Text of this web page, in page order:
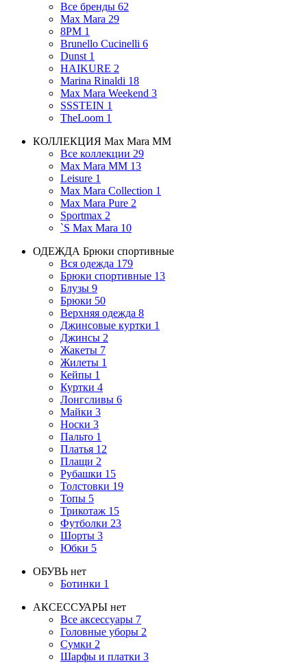
Все бренды 62
Max Mara 29
8PM 1
Brunello Cucinelli 6
Dunst 1
HAIKURE 2
Marina Rinaldi 18
Max Mara Weekend 3
SSSTEIN 1
TheLoom 1
КОЛЛЕКЦИЯ Max Mara MM
Все коллекции 29
Max Mara MM 13
Leisure 1
Max Mara Collection 1
Max Mara Pure 2
Sportmax 2
`S Max Mara 10
ОДЕЖДА Брюки спортивные
Вся одежда 179
Брюки спортивные 13
Блузы 9
Брюки 50
Верхняя одежда 8
Джинсовые куртки 1
Джинсы 2
Жакеты 7
Жилеты 1
Кейпы 1
Куртки 4
Лонгсливы 6
Майки 3
Носки 3
Пальто 1
Платья 12
Плащи 2
Рубашки 15
Толстовки 19
Топы 5
Трикотаж 15
Футболки 23
Шорты 3
Юбки 5
ОБУВЬ нет
Ботинки 1
АКСЕССУАРЫ нет
Все аксессуары 7
Головные уборы 2
Сумки 2
Шарфы и платки 3